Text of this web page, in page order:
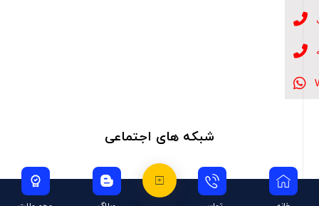
شبکه های اجتماعی